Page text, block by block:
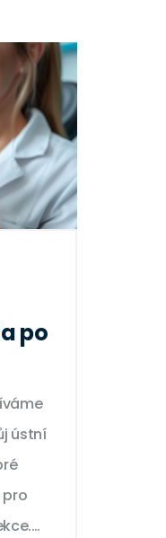
po
ústní
pro